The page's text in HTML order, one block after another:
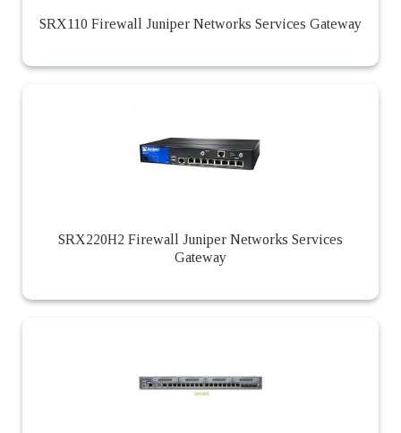
SRX110 Firewall Juniper Networks Services Gateway
SRX220H2 Firewall Juniper Networks Services
Gateway